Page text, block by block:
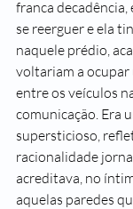
franca decadência,
se reerguer e ela
naquele prédio,
voltariam a ocupar
entre os veículos
comunicação. Era
supersticioso,
racionalidade
acreditava, no
aquelas paredes